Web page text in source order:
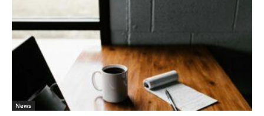
News